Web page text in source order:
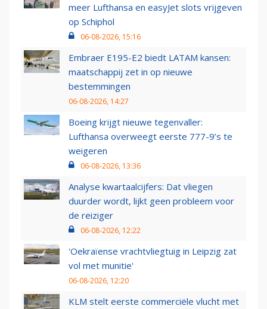
meer Lufthansa en easyJet slots vrijgeven
op Schiphol
06-08-2026, 15:16
Embraer E195-E2 biedt LATAM kansen:
maatschappij zet in op nieuwe
bestemmingen
06-08-2026, 14:27
Boeing krijgt nieuwe tegenvaller:
Lufthansa overweegt eerste 777-9’s te
weigeren
06-08-2026, 13:36
Analyse kwartaalcijfers: Dat vliegen
duurder wordt, lijkt geen probleem voor
de reiziger
06-08-2026, 12:22
'Oekraïense vrachtvliegtuig in Leipzig zat
vol met munitie'
06-08-2026, 12:20
KLM stelt eerste commerciële vlucht met